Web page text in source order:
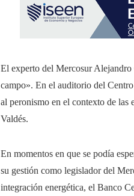
El experto del Mercosur
campo». En el auditorio del
al peronismo en el contexto de las
Valdés.
En momentos en que se podía
su gestión como legislador del
integración energética, el Banco